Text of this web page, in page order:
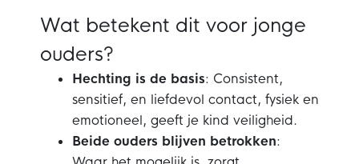
Wat betekent dit voor jonge
ouders?
Hechting is de basis: Consistent,
sensitief, en liefdevol contact, fysiek en
emotioneel, geeft je kind veiligheid.
Beide ouders blijven betrokken: